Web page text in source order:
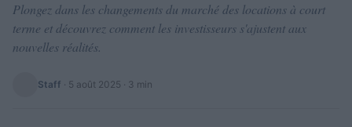
Plongez dans les changements du marché des locations à court
terme et découvrez comment les investisseurs s'ajustent aux
nouvelles réalités.
Staff · 5 août 2025 · 3 min